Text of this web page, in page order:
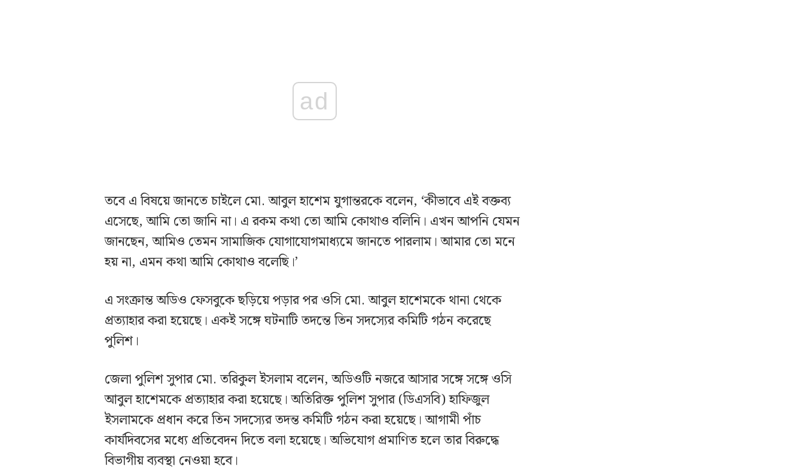
ad
তবে এ বিষয়ে জানতে চাইলে মো. আবুল হাশেম যুগান্তরকে বলেন, ‘কীভাবে এই বক্তব্য
এসেছে, আমি তো জানি না। এ রকম কথা তো আমি কোথাও বলিনি। এখন আপনি যেমন
জানছেন, আমিও তেমন সামাজিক যোগাযোগমাধ্যমে জানতে পারলাম। আমার তো মনে
হয় না, এমন কথা আমি কোথাও বলেছি।’
এ সংক্রান্ত অডিও ফেসবুকে ছড়িয়ে পড়ার পর ওসি মো. আবুল হাশেমকে থানা থেকে
প্রত্যাহার করা হয়েছে। একই সঙ্গে ঘটনাটি তদন্তে তিন সদস্যের কমিটি গঠন করেছে
পুলিশ।
জেলা পুলিশ সুপার মো. তরিকুল ইসলাম বলেন, অডিওটি নজরে আসার সঙ্গে সঙ্গে ওসি
আবুল হাশেমকে প্রত্যাহার করা হয়েছে। অতিরিক্ত পুলিশ সুপার (ডিএসবি) হাফিজুল
ইসলামকে প্রধান করে তিন সদস্যের তদন্ত কমিটি গঠন করা হয়েছে। আগামী পাঁচ
কার্যদিবসের মধ্যে প্রতিবেদন দিতে বলা হয়েছে। অভিযোগ প্রমাণিত হলে তার বিরুদ্ধে
বিভাগীয় ব্যবস্থা নেওয়া হবে।